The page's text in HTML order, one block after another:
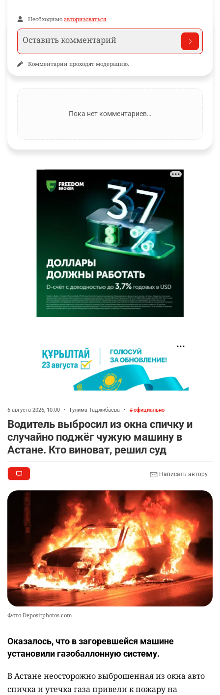
Необходимо авторизоваться
Комментарии проходят модерацию.
Пока нет комментариев…
6 августа 2026, 10:00 • Гулима Таджибаева • официально
Водитель выбросил из окна спичку и
случайно поджёг чужую машину в
Астане. Кто виноват, решил суд
Написать автору
Фото Depositphotos.com
Оказалось, что в загоревшейся машине
установили газобаллонную систему.
В Астане неосторожно выброшенная из окна авто
спичка и утечка газа привели к пожару на